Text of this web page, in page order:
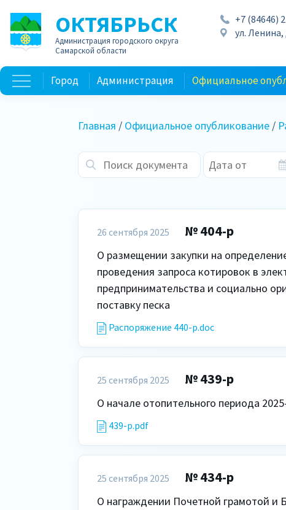
ОКТЯБРЬСК
Администрация городского округа
Самарской области
+7 (84646)
ул. Ленина,
Город Администрация Официальное
Главная / Официальное опубликование /
26 сентября 2025 № 404-р
О размещении закупки на
проведения запроса котировок в
предпринимательства и социально
поставку песка
Распоряжение 440-р.doc
25 сентября 2025 № 439-р
О начале отопительного периода
439-р.pdf
25 сентября 2025 № 434-р
О награждении Почетной грамотой и